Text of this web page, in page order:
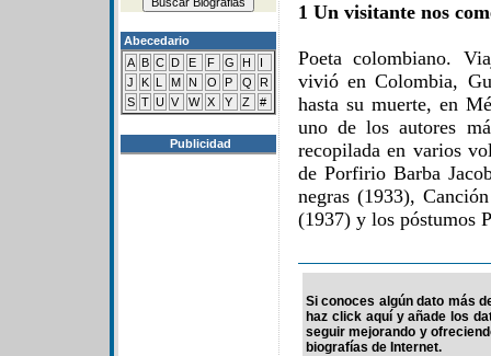
Abecedario
A B C D E F G H
I
J
K L M N O P Q
R
S T U V W X Y Z #
Publicidad
1 Un visitante nos
Poeta colombiano.
vivió en Colombia,
hasta su muerte, en
uno de los autores
recopilada en varios
de Porfirio Barba
negras (1933),
(1937) y los póstumos
Si conoces algún dato más
haz click aquí y añade los
seguir mejorando y
biografías de Internet.